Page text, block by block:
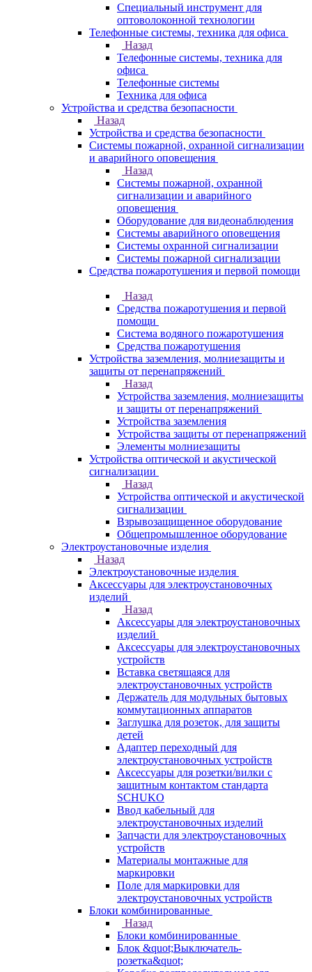
Специальный инструмент для
оптоволоконной технологии
Телефонные системы, техника для офиса
Назад
Телефонные системы, техника для
офиса
Телефонные системы
Техника для офиса
Устройства и средства безопасности
Назад
Устройства и средства безопасности
Системы пожарной, охранной сигнализации
и аварийного оповещения
Назад
Системы пожарной, охранной
сигнализации и аварийного
оповещения
Оборудование для видеонаблюдения
Системы аварийного оповещения
Системы охранной сигнализации
Системы пожарной сигнализации
Средства пожаротушения и первой помощи
Назад
Средства пожаротушения и первой
помощи
Система водяного пожаротушения
Средства пожаротушения
Устройства заземления, молниезащиты и
защиты от перенапряжений
Назад
Устройства заземления, молниезащиты
и защиты от перенапряжений
Устройства заземления
Устройства защиты от перенапряжений
Элементы молниезащиты
Устройства оптической и акустической
сигнализации
Назад
Устройства оптической и акустической
сигнализации
Взрывозащищенное оборудование
Общепромышленное оборудование
Электроустановочные изделия
Назад
Электроустановочные изделия
Аксессуары для электроустановочных
изделий
Назад
Аксессуары для электроустановочных
изделий
Аксессуары для электроустановочных
устройств
Вставка светящаяся для
электроустановочных устройств
Держатель для модульных бытовых
коммутационных аппаратов
Заглушка для розеток, для защиты
детей
Адаптер переходный для
электроустановочных устройств
Аксессуары для розетки/вилки с
защитным контактом стандарта
SCHUKO
Ввод кабельный для
электроустановочных изделий
Запчасти для электроустановочных
устройств
Материалы монтажные для
маркировки
Поле для маркировки для
электроустановочных устройств
Блоки комбинированные
Назад
Блоки комбинированные
Блок &quot;Выключатель-
розетка&quot;